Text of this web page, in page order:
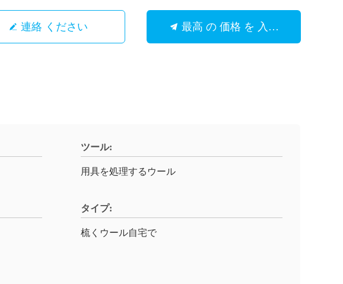
連絡 ください 最高 の 価格 を 入手 する
ツール:
用具を処理するウール
タイプ:
梳くウール自宅で